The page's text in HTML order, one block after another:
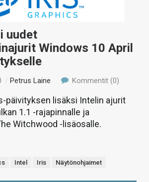
uudet
Windows 10 April
/Petrus Laine Kommentit (0)
päivityksen lisäksi Intelin ajurit
1.1 -rajapinnalle ja
Witchwood -lisäosalle.
Intel Iris Näytönohjaimet